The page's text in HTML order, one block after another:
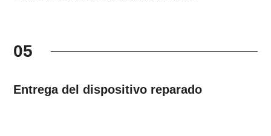
05
Entrega del dispositivo reparado